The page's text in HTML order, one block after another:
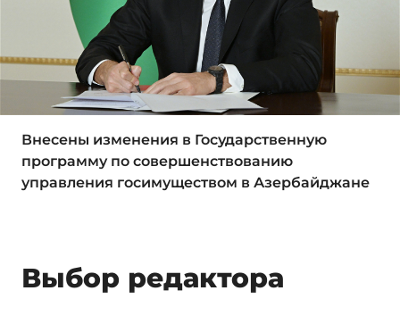
Внесены изменения в Государственную
программу по совершенствованию
управления госимуществом в Азербайджане
Выбор редактора